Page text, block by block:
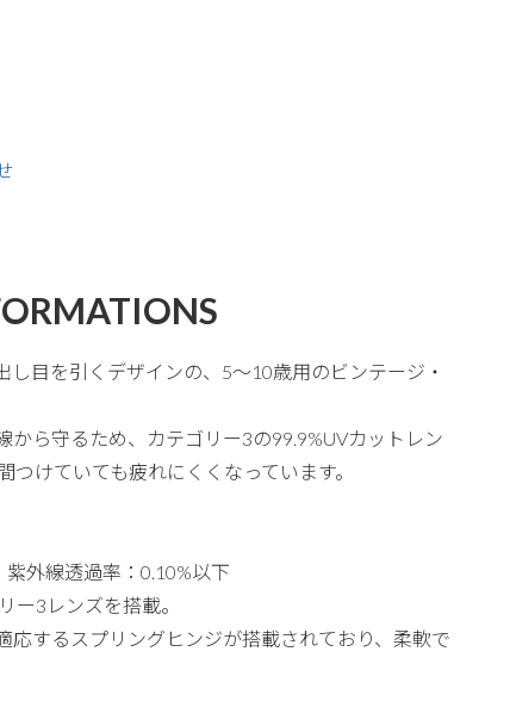
し目を引くデザインの、5～10歳用のビンテージ・
から守るため、カテゴリー3の99.9%UVカットレン
つけていても疲れにくくなっています。
紫外線透過率：0.10%以下
ー3レンズを搭載。
応するスプリングヒンジが搭載されており、柔軟で